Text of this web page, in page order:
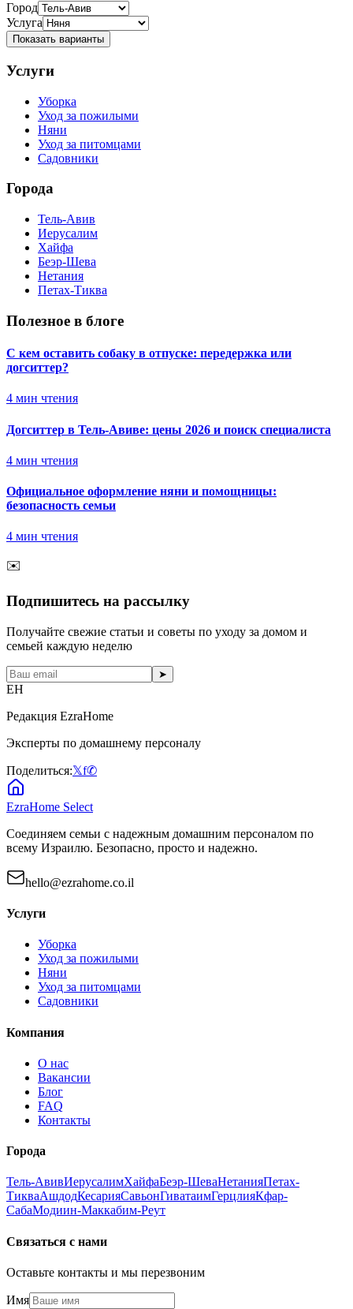
Город
Услуга
Показать варианты
Услуги
Уборка
Уход за пожилыми
Няни
Уход за питомцами
Садовники
Города
Тель-Авив
Иерусалим
Хайфа
Беэр-Шева
Нетания
Петах-Тиква
Полезное в блоге
С кем оставить собаку в отпуске: передержка или
догситтер?
4 мин чтения
Догситтер в Тель-Авиве: цены 2026 и поиск специалиста
4 мин чтения
Официальное оформление няни и помощницы:
безопасность семьи
4 мин чтения
✉️
Подпишитесь на рассылку
Получайте свежие статьи и советы по уходу за домом и
семьей каждую неделю
➤
EH
Редакция EzraHome
Эксперты по домашнему персоналу
Поделиться:𝕏f✆
EzraHome Select
Соединяем семьи с надежным домашним персоналом по
всему Израилю. Безопасно, просто и надежно.
hello@ezrahome.co.il
Услуги
Уборка
Уход за пожилыми
Няни
Уход за питомцами
Садовники
Компания
О нас
Вакансии
Блог
FAQ
Контакты
Города
Тель-АвивИерусалимХайфаБеэр-ШеваНетанияПетах-
ТикваАшдодКесарияСавьонГиватаимГерцлияКфар-
СабаМодиин-Маккабим-Реут
Связаться с нами
Оставьте контакты и мы перезвоним
Имя